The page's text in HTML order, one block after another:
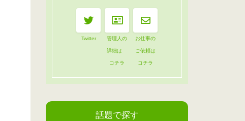
Twitter 管理人の
詳細は
コチラ
お仕事の
ご依頼は
コチラ
話題で探す